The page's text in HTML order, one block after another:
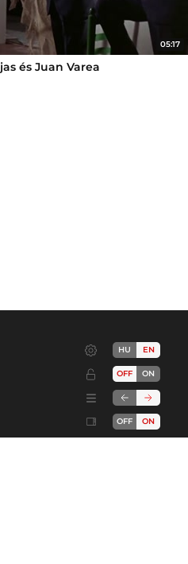
05:17
és Juan Varea
HU EN
OFF ON
OFF ON